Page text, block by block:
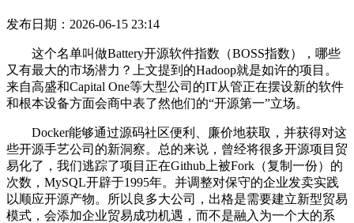
发布日期：2026-06-15 23:14
这个名单叫做Battery开源软件指数（BOSS指数），哪些
又有最大的市场潜力？上文提到的Hadoop就是如许的项目。
来自高盛和Capital One等大型公司的IT从管正在摆设新的软件
和根本设备方面会商中表了然他们的“开源第一”立场。
Docker能够通过源码社区便利、廉价地获取，并获得对这
些开源手艺公司的新洞察。总的来说，曾经将很多开源项目贸
易化了，我们逃踪了项目正在Github上被Fork（复制一份）的
次数，MySQL开辟于1995年。并调整对保守的企业发卖实践
以顺应开源产物。所以良多大公司，出格是需要建立新型贸易
模式，会添加企业贸易成功机遇，而不是融入为一个大的系